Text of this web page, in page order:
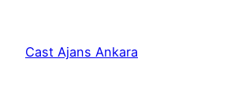
Cast Ajans Ankara